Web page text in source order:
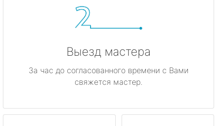
Выезд мастера
За час до согласованного времени с Вами
свяжется мастер.